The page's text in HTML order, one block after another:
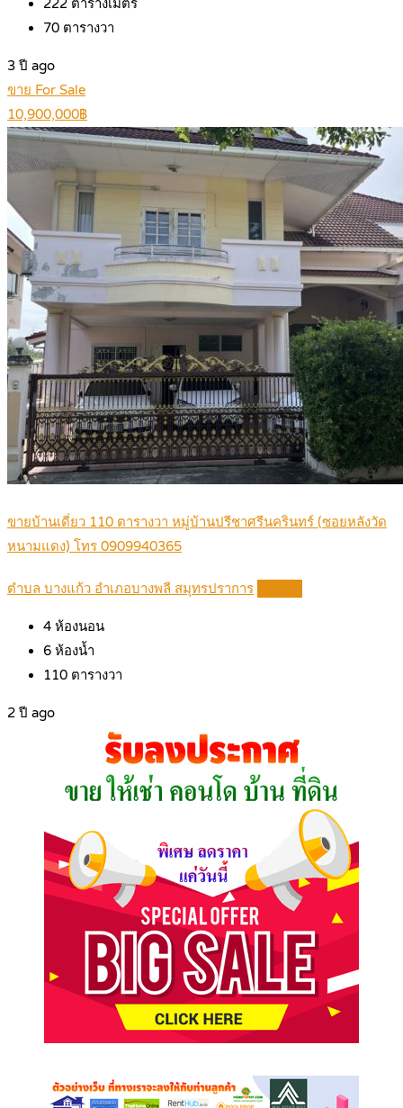
222 ตารางเมตร
70 ตารางวา
3 ปี ago
ขาย For Sale
10,900,000฿
ขายบ้านเดี่ยว 110 ตารางวา หมู่บ้านปรีชาศรีนครินทร์ (ซอยหลังวัด
หนามแดง) โทร 0909940365
ตำบล บางแก้ว อำเภอบางพลี สมุทรปราการ
4 ห้องนอน
6 ห้องน้ำ
110 ตารางวา
2 ปี ago